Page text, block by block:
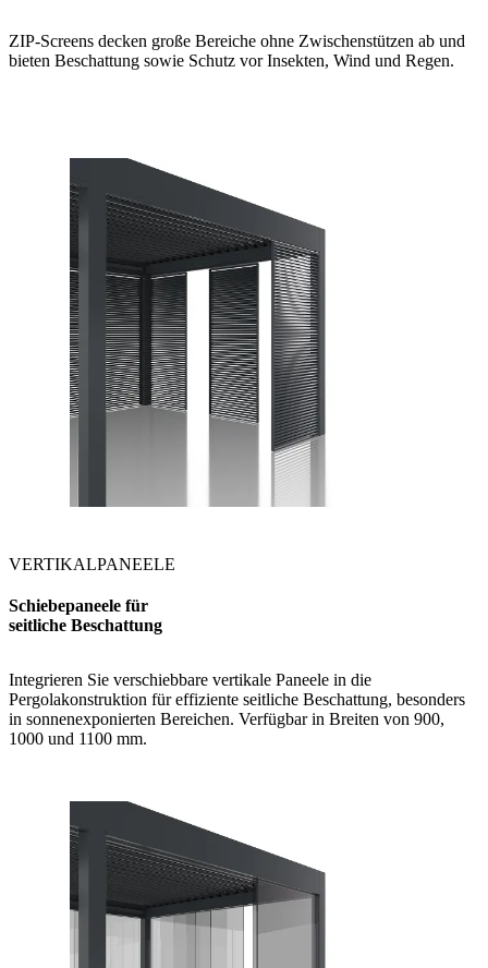
ZIP-Screens decken große Bereiche ohne Zwischenstützen ab und
bieten Beschattung sowie Schutz vor Insekten, Wind und Regen.
VERTIKALPANEELE
Schiebepaneele für
seitliche Beschattung
Integrieren Sie verschiebbare vertikale Paneele in die
Pergolakonstruktion für effiziente seitliche Beschattung, besonders
in sonnenexponierten Bereichen. Verfügbar in Breiten von 900,
1000 und 1100 mm.